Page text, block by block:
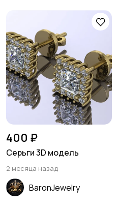
400 ₽
Серьги 3D модель
2 месяца назад
BaronJewelry